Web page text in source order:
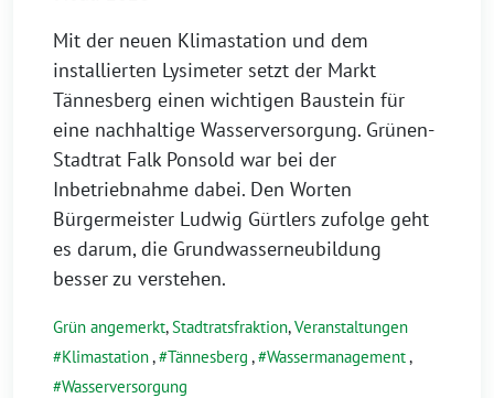
Mit der neuen Klimastation und dem
installierten Lysimeter setzt der Markt
Tännesberg einen wichtigen Baustein für
eine nachhaltige Wasserversorgung. Grünen-
Stadtrat Falk Ponsold war bei der
Inbetriebnahme dabei. Den Worten
Bürgermeister Ludwig Gürtlers zufolge geht
es darum, die Grundwasserneubildung
besser zu verstehen.
Grün angemerkt,Stadtratsfraktion,Veranstaltungen
Klimastation, Tännesberg , Wassermanagement,
Wasserversorgung